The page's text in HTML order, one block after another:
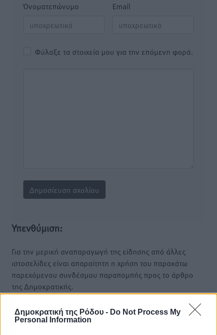
Δημοκρατική της Ρόδου - Do Not Process My
Personal Information
Όνοματεπώνυμο Email
Φύλαξε τα στοιχεία μου για την επόμενη φορά.
Υπενθύμιση:
Για την μερική αναπαραγωγή της είδησης από άλλες
ιστοσελίδες είναι απαραίτητη η χρήση του παρακάτω
παρεχόμενου συνδέσμου παραπομπής προς το άρθρο
της Δημοκρατικής.